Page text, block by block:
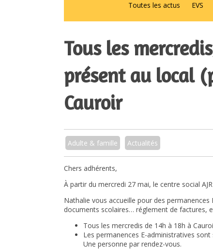
Toutes les actus EVS
Tous les
présent au local
Cauroir
Adulte & famille Actualités
Chers adhérents,
À partir du mercredi 27 mai, le centre social
Nathalie vous accueille pour des
documents scolaires… réglement de factures,
Tous les mercredis de 14h à 18h à
Les permanences E-administratives
Une personne par rendez-vous.